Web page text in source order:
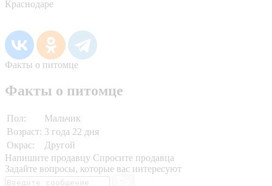
Краснодаре
Факты о питомце
Факты о питомце
Пол:
Мальчик
Возраст: 3 года 22 дня
Окрас:
Другой
Напишите продавцу Спросите продавца
Задайте вопросы, которые вас интересуют